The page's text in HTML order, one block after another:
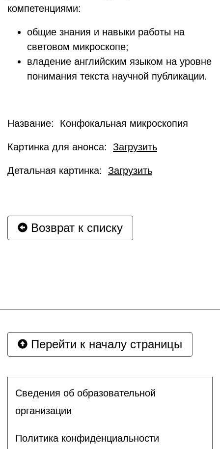
компетенциями:
общие знания и навыки работы на
световом микроскопе;
владение английским языком на уровне
понимания текста научной публикации.
Название: Конфокальная микроскопия
Картинка для анонса: Загрузить
Детальная картинка: Загрузить
Возврат к списку
Перейти к началу страницы
Сведения об образовательной
организации
Политика конфиденциальности